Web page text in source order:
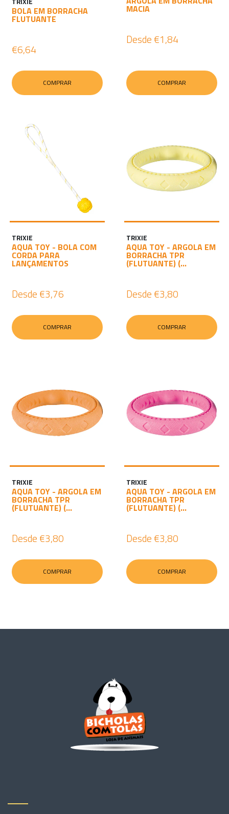
BOLA EM BORRACHA
FLUTUANTE
€6,64
COMPRAR
MACIA
Desde €1,84
COMPRAR
TRIXIE
AQUA TOY - BOLA COM
CORDA PARA
LANÇAMENTOS
Desde €3,76
COMPRAR
TRIXIE
AQUA TOY - ARGOLA EM
BORRACHA TPR
(FLUTUANTE) (...
Desde €3,80
COMPRAR
TRIXIE
AQUA TOY - ARGOLA EM
BORRACHA TPR
(FLUTUANTE) (...
Desde €3,80
COMPRAR
TRIXIE
AQUA TOY - ARGOLA EM
BORRACHA TPR
(FLUTUANTE) (...
Desde €3,80
COMPRAR